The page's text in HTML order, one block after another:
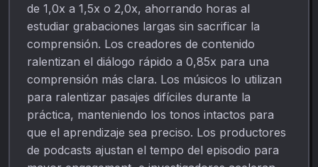
de 1,0x a 1,5x o 2,0x, ahorrando horas al
estudiar grabaciones largas sin sacrificar la
comprensión. Los creadores de contenido
ralentizan el diálogo rápido a 0,85x para una
comprensión más clara. Los músicos lo utilizan
para ralentizar pasajes difíciles durante la
práctica, manteniendo los tonos intactos para
que el aprendizaje sea preciso. Los productores
de podcasts ajustan el tempo del episodio para